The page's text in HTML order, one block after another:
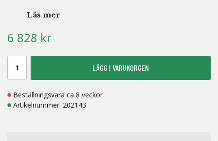
Läs mer
6 828 kr
LÄGG I VARUKORGEN
Beställningsvara ca 8 veckor
Artikelnummer: 202143